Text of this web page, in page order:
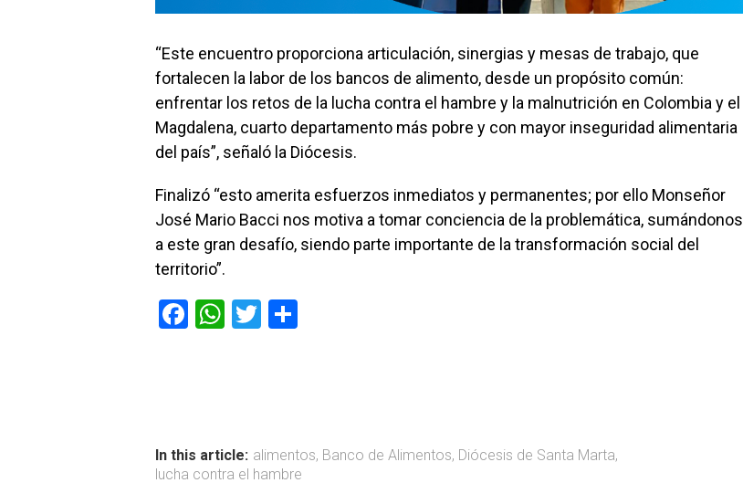
“Este encuentro proporciona articulación, sinergias y mesas de trabajo, que
fortalecen la labor de los bancos de alimento, desde un propósito común:
enfrentar los retos de la lucha contra el hambre y la malnutrición en Colombia y el
Magdalena, cuarto departamento más pobre y con mayor inseguridad alimentaria
del país”, señaló la Diócesis.
Finalizó “esto amerita esfuerzos inmediatos y permanentes; por ello Monseñor
José Mario Bacci nos motiva a tomar conciencia de la problemática, sumándonos
a este gran desafío, siendo parte importante de la transformación social del
territorio”.
F
ok
W
p
T
tir
In this article: alimentos, Banco de Alimentos, Diócesis de Santa Marta,
lucha contra el hambre